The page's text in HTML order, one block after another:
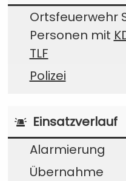
Ortsfeuerwehr
Personen mit
TLF
Polizei
Einsatzverlauf
Alarmierung
Übernahme